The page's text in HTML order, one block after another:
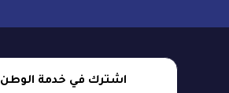
اشترك في خدمة الوطن